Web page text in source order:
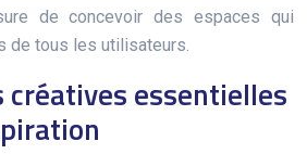
de concevoir des espaces qui
de tous les utilisateurs.
créatives essentielles